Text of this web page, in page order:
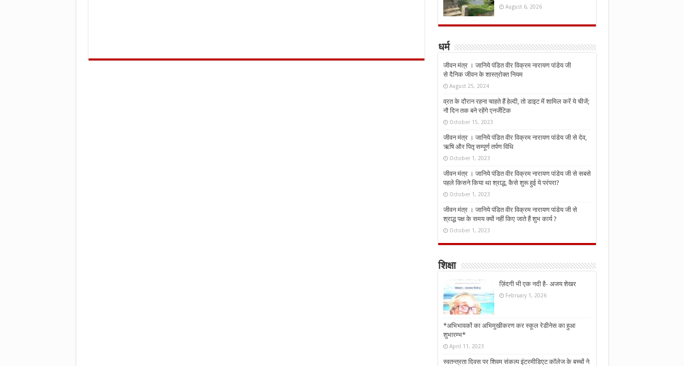
August 6, 2026
धर्म
जीवन मंत्र । जानिये पंडित वीर विक्रम नारायण पांडेय जी
से दैनिक जीवन के शास्त्रोक्त नियम
August 25, 2024
व्रत के दौरान रहना चाहते हैं हेल्दी, तो डाइट में शामिल करें ये चीजें;
नौ दिन तक बने रहेंगे एनर्जेटिक
October 15, 2023
जीवन मंत्र । जानिये पंडित वीर विक्रम नारायण पांडेय जी से देव,
ऋषि और पितृ सम्पूर्ण तर्पण विधि
October 1, 2023
जीवन मंत्र । जानिये पंडित वीर विक्रम नारायण पांडेय जी से सबसे
पहले किसने किया था श्राद्ध, कैसे शुरू हुई ये परंपरा?
October 1, 2023
जीवन मंत्र । जानिये पंडित वीर विक्रम नारायण पांडेय जी से
श्राद्ध पक्ष के समय क्यों नहीं किए जाते हैं शुभ कार्य ?
October 1, 2023
शिक्षा
ज़िंदगी भी एक नदी है- अजय शेखर
February 1, 2026
*अभिभावकों का अभिमुखीकरण कर स्कूल रेडीनेस का हुआ
शुभारम्भ*
April 11, 2023
स्वतन्त्रता दिवस पर शिवम संकल्प इंटरमीडिएट कॉलेज के बच्चों ने